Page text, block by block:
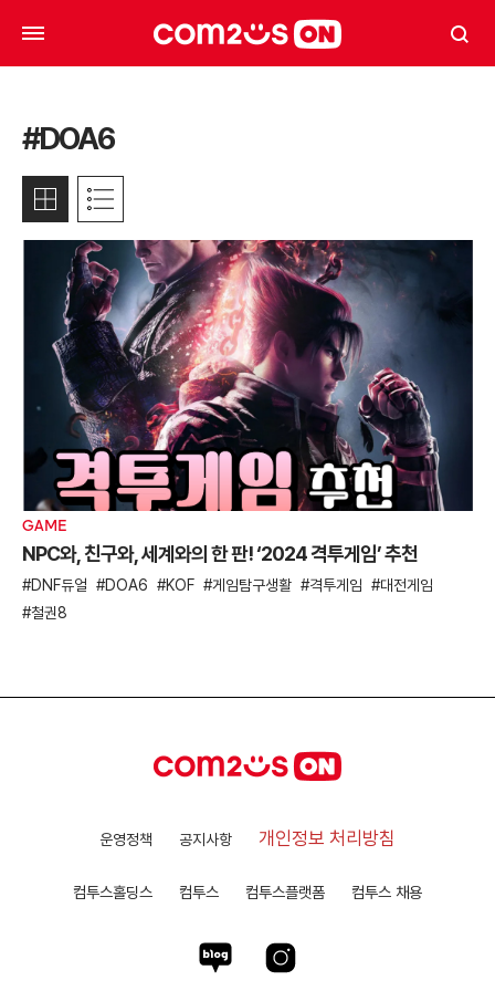
#DOA6
GAME
NPC와, 친구와, 세계와의 한 판! ‘2024 격투게임’ 추천
DNF듀얼 DOA6 KOF 게임탐구생활 격투게임
대전게임
철권8
운영정책 공지사항 개인정보 처리방침
컴투스홀딩스 컴투스 컴투스플랫폼 컴투스 채용